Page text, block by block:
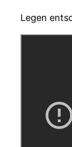
Legen